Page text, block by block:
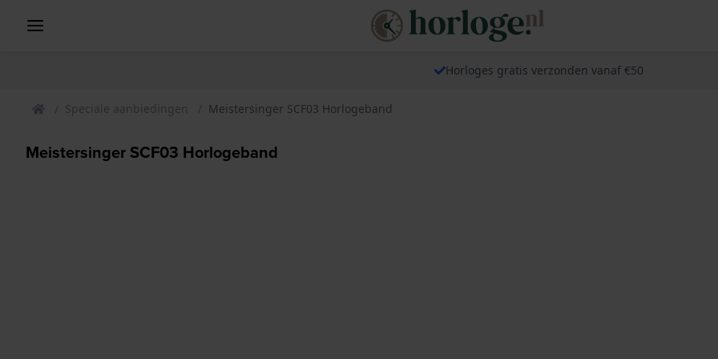
Horloges gratis verzonden vanaf €50
Speciale aanbiedingen Meistersinger SCF03 Horlogeband
Meistersinger SCF03 Horlogeband